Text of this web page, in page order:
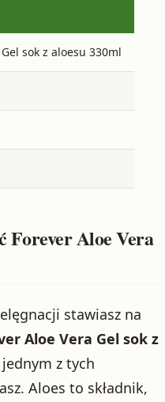
sok z aloesu 330ml
Forever Aloe Vera
stawiasz na
Aloe Vera Gel sok z
z tych
Aloes to składnik,